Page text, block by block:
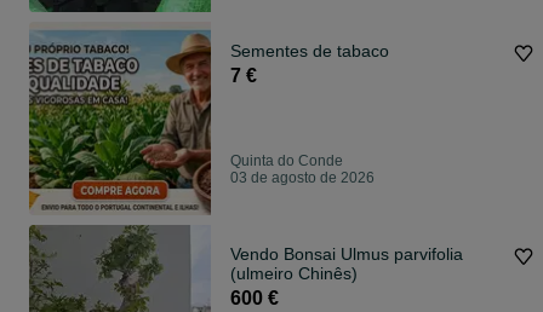
Sementes de tabaco
7 €
Quinta do Conde
03 de agosto de 2026
Vendo Bonsai Ulmus parvifolia
(ulmeiro Chinês)
600 €